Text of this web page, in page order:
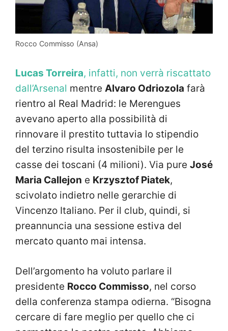
Rocco Commisso (Ansa)
Lucas Torreira, infatti, non verrà riscattato
dall’Arsenal mentre Alvaro Odriozola farà
rientro al Real Madrid: le Merengues
avevano aperto alla possibilità di
rinnovare il prestito tuttavia lo stipendio
del terzino risulta insostenibile per le
casse dei toscani (4 milioni). Via pure José
Maria Callejon e Krzysztof Piatek,
scivolato indietro nelle gerarchie di
Vincenzo Italiano. Per il club, quindi, si
preannuncia una sessione estiva del
mercato quanto mai intensa.
Dell’argomento ha voluto parlare il
presidente Rocco Commisso, nel corso
della conferenza stampa odierna. “Bisogna
cercare di fare meglio per quello che ci